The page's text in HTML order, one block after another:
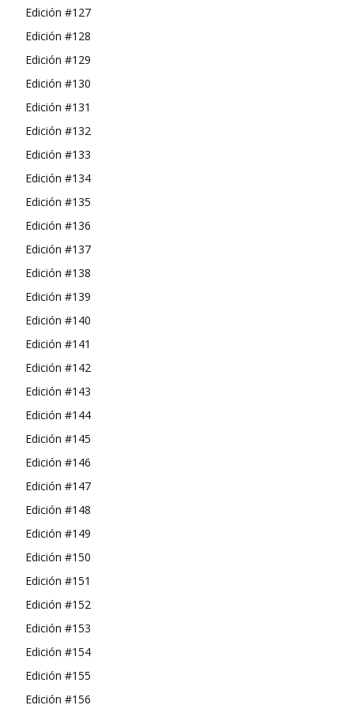
Edición #127
Edición #128
Edición #129
Edición #130
Edición #131
Edición #132
Edición #133
Edición #134
Edición #135
Edición #136
Edición #137
Edición #138
Edición #139
Edición #140
Edición #141
Edición #142
Edición #143
Edición #144
Edición #145
Edición #146
Edición #147
Edición #148
Edición #149
Edición #150
Edición #151
Edición #152
Edición #153
Edición #154
Edición #155
Edición #156